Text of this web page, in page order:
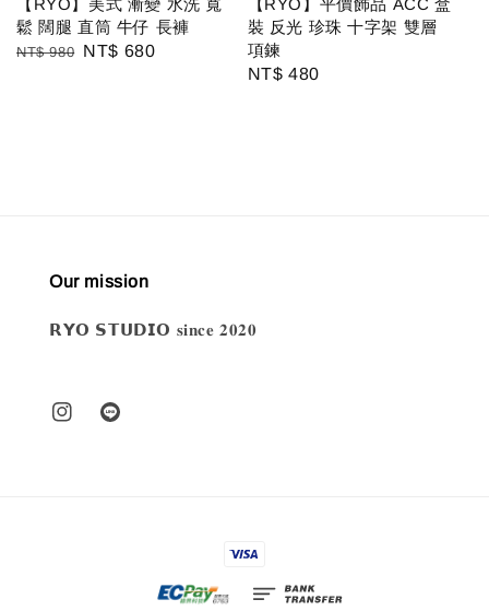
【RYO】美式 漸變 水洗 寬
鬆 闊腿 直筒 牛仔 長褲
Regular
NT$ 980 Sale
NT$ 680
【RYO】平價飾品 ACC 盒
裝 反光 珍珠 十字架 雙層
項鍊
Regular
NT$ 480
Our mission
𝗥𝗬𝗢 𝗦𝗧𝗨𝗗𝗜𝗢 𝐬𝐢𝐧𝐜𝐞 𝟐𝟎𝟐𝟎